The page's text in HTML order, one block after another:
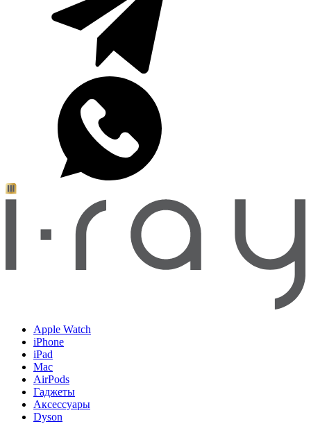
Apple Watch
iPhone
iPad
Mac
AirPods
Гаджеты
Аксессуары
Dyson